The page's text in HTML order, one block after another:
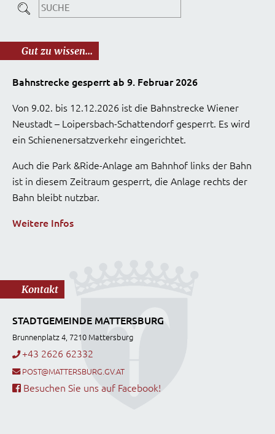
Gut zu wissen...
Bahnstrecke gesperrt ab 9. Februar 2026
Von 9.02. bis 12.12.2026 ist die Bahnstrecke Wiener
Neustadt – Loipersbach-Schattendorf gesperrt. Es wird
ein Schienenersatzverkehr eingerichtet.
Auch die Park &Ride-Anlage am Bahnhof links der Bahn
ist in diesem Zeitraum gesperrt, die Anlage rechts der
Bahn bleibt nutzbar.
Weitere Infos
Kontakt
STADTGEMEINDE MATTERSBURG
Brunnenplatz 4, 7210 Mattersburg
+43 2626 62332
POST@MATTERSBURG.GV.AT
Besuchen Sie uns auf Facebook!